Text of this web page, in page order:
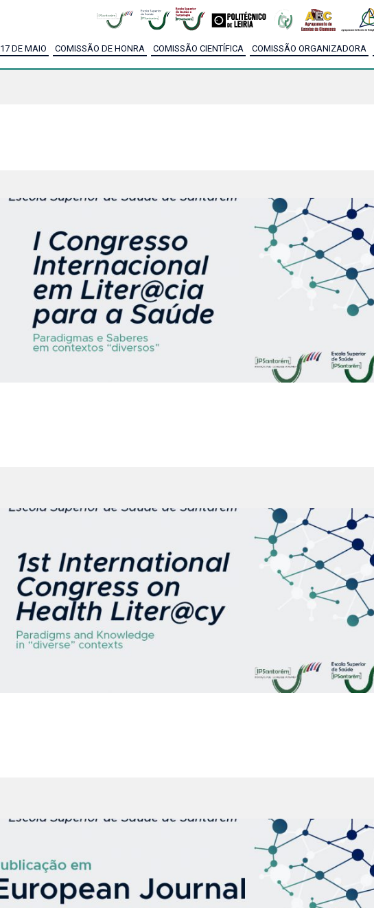
17 DE MAIO COMISSÃO DE HONRA COMISSÃO CIENTÍFICA COMISSÃO ORGANIZADORA